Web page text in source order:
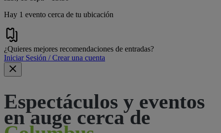
Hay 1 evento cerca de tu ubicación
¿Quieres mejores recomendaciones de entradas?
Iniciar Sesión / Crear una cuenta
Espectáculos y eventos
en auge cerca de